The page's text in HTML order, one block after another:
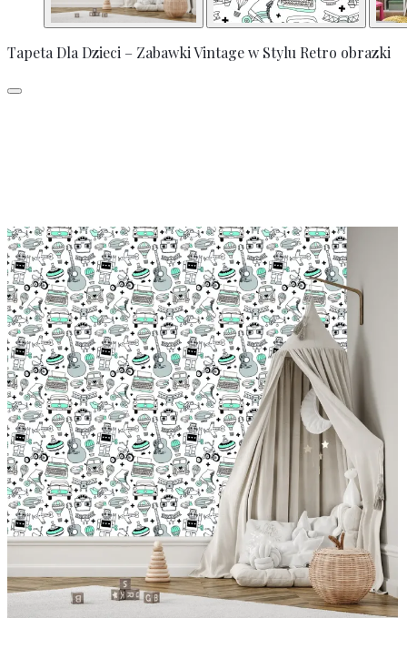
Tapeta Dla Dzieci – Zabawki Vintage w Stylu Retro obrazki